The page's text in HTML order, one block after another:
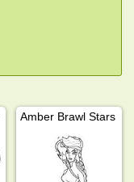
Amber Brawl Stars